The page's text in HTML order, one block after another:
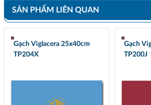
SẢN PHẨM LIÊN QUAN
Gạch Viglacera 25x40cm
TP204X
Gạch
TP200J